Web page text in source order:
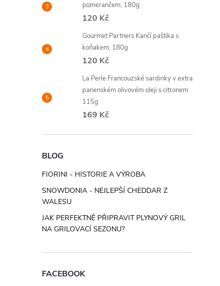
pomerančem, 180g
120 Kč
Gourmet Partners Kančí paštika s
koňakem, 180g
120 Kč
La Perle Francouzské sardinky v extra
panenském olivovém oleji s citronem
115g
169 Kč
BLOG
FIORINI - HISTORIE A VÝROBA
SNOWDONIA - NEJLEPŠÍ CHEDDAR Z
WALESU
JAK PERFEKTNĚ PŘIPRAVIT PLYNOVÝ GRIL
NA GRILOVACÍ SEZONU?
FACEBOOK